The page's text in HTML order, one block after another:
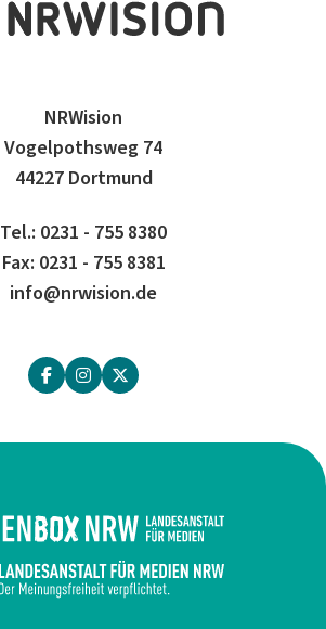
NRWision
Vogelpothsweg 74
44227 Dortmund
Tel.: 0231 - 755 8380
Fax: 0231 - 755 8381
info@nrwision.de